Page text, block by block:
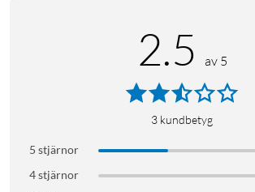
2.5 av 5
3 kundbetyg
5 stjärnor
4 stjärnor